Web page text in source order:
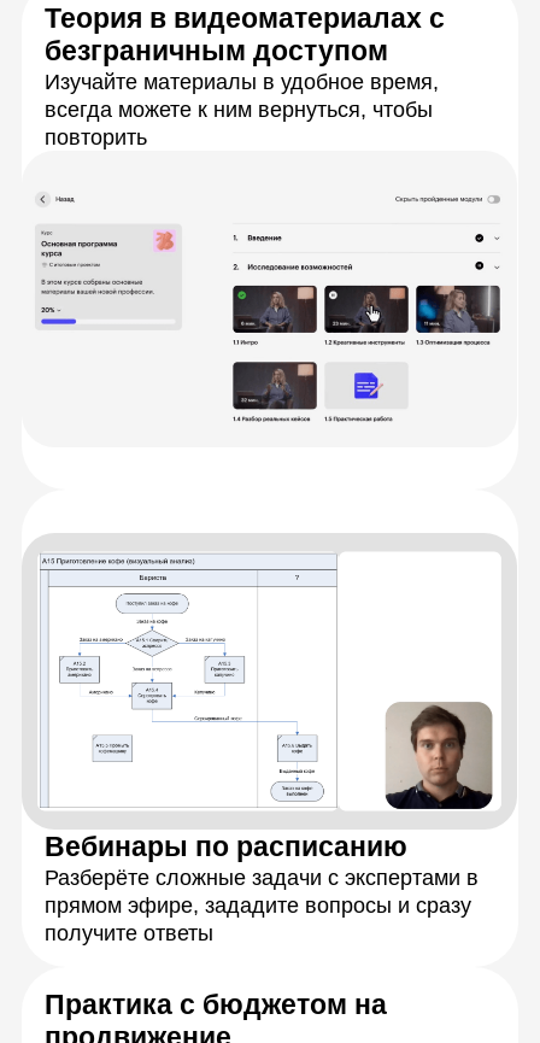
Практика с бюджетом на
продвижение
Будете практиковаться в рекламных
кабинетах с реальным бюджетом. Сможете
выбрать для практики свой проект или кейс
заказчика
Персональная обратная связь
на ваши задания
Подробная обратная связь от кураторов-
экспертов в течение 24 часов с момента
отправки работы